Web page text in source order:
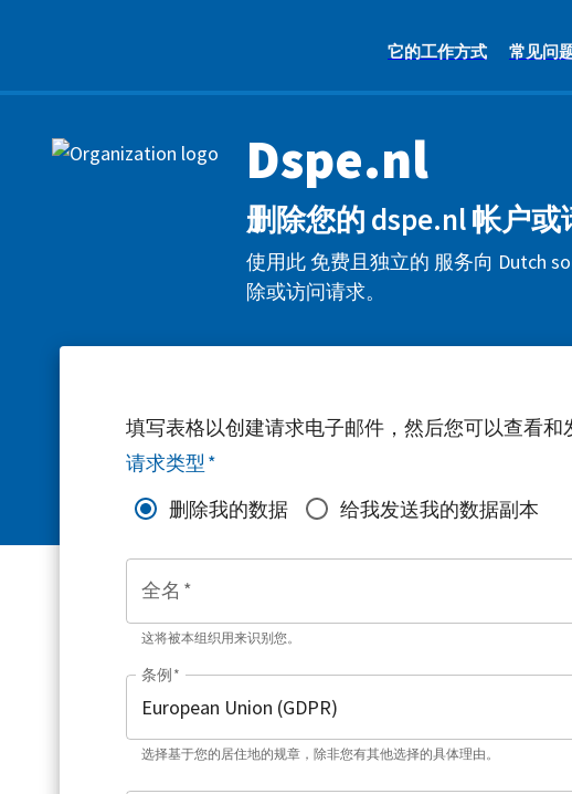
它的工作方式 常见问
Dspe.nl
删除您的 dspe.nl 帐户或
使用此 免费且独立的 服务向 Dutch
除或访问请求。
填写表格以创建请求电子邮件，然后您可以查看和
请求类型 *
删除我的数据
给我发送我的数据副本
全名 *
这将被本组织用来识别您。
条例 *
选择基于您的居住地的规章，除非您有其他选择的具体理由。